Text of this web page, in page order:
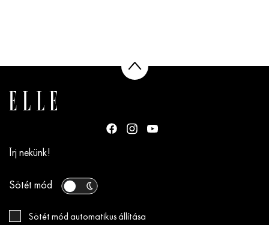
Írj nekünk!
Sötét mód
Sötét mód automatikus állítása